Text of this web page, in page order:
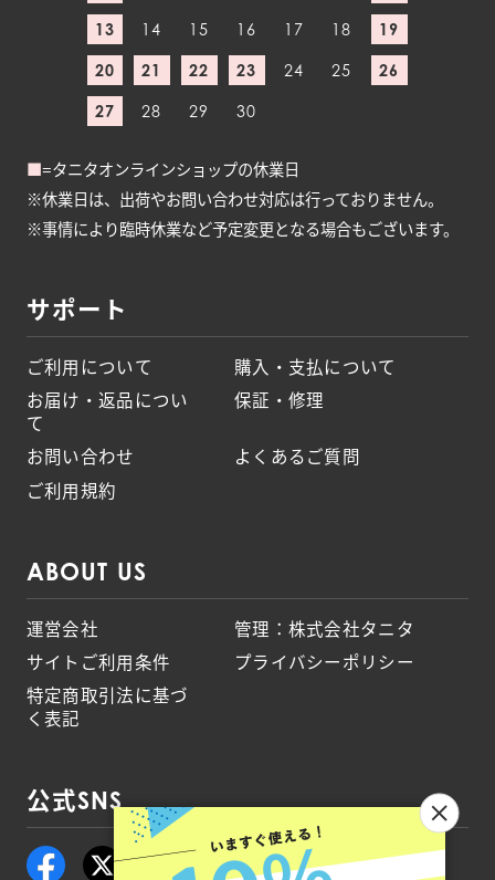
13 14 15 16 17 18 19
20 21 22 23 24 25 26
27 28 29 30
■=タニタオンラインショップの休業日
※休業日は、出荷やお問い合わせ対応は行っておりません。
※事情により臨時休業など予定変更となる場合もございます。
サポート
ご利用について
購入・支払について
お届け・返品につい
て
保証・修理
お問い合わせ
よくあるご質問
ご利用規約
ABOUT US
運営会社
管理：株式会社タニタ
サイトご利用条件
プライバシーポリシー
特定商取引法に基づ
く表記
公式SNS